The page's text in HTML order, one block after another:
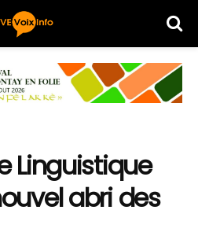
Linguistique
abri des